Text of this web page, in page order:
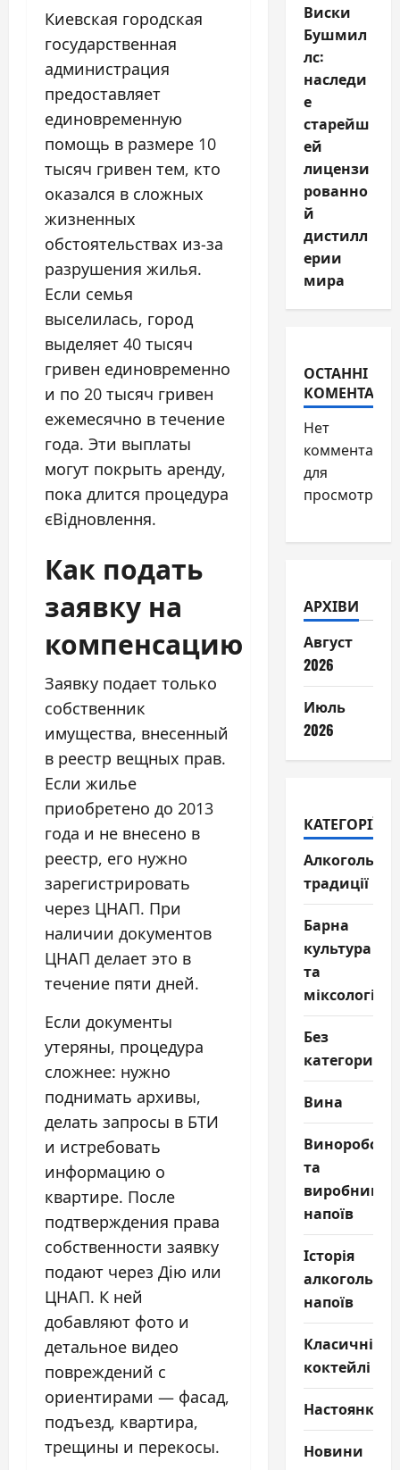
Киевская городская
государственная
администрация
предоставляет
единовременную
помощь в размере 10
тысяч гривен тем, кто
оказался в сложных
жизненных
обстоятельствах из-за
разрушения жилья.
Если семья
выселилась, город
выделяет 40 тысяч
гривен единовременно
и по 20 тысяч гривен
ежемесячно в течение
года. Эти выплаты
могут покрыть аренду,
пока длится процедура
єВідновлення.
Как подать
заявку на
компенсацию
Заявку подает только
собственник
имущества, внесенный
в реестр вещных прав.
Если жилье
приобретено до 2013
года и не внесено в
реестр, его нужно
зарегистрировать
через ЦНАП. При
наличии документов
ЦНАП делает это в
течение пяти дней.
Если документы
утеряны, процедура
сложнее: нужно
поднимать архивы,
делать запросы в БТИ
и истребовать
информацию о
квартире. После
подтверждения права
собственности заявку
подают через Дію или
ЦНАП. К ней
добавляют фото и
детальное видео
повреждений с
ориентирами — фасад,
подъезд, квартира,
трещины и перекосы.
Виски
Бушмил
лс:
наследи
е
старейш
ей
лицензи
рованно
й
дистилл
ерии
мира
ОСТАННІ
КОМЕНТАРІ
Нет
для
просмотра.
АРХІВИ
Август
2026
Июль
2026
КАТЕГОРІЇ
Алкогольні
традиції
Барна
культура
та
міксологія
Без
категории
Вина
та
напоїв
Історія
напоїв
Класичні
коктейлі
Настоянки
Новини